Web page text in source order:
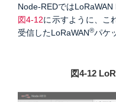
Node-REDではLoRaWAN
図4-12に示すように、こ
受信したLoRaWAN®パケ
図4-12